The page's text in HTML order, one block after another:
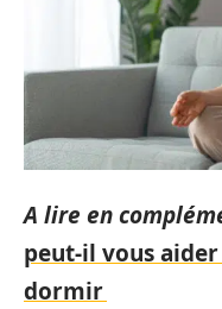
A lire en
peut-il vous
dormir